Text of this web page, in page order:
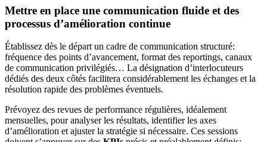
Mettre en place une communication fluide et des
processus d’amélioration continue
Établissez dès le départ un cadre de communication structuré:
fréquence des points d’avancement, format des reportings, canaux
de communication privilégiés… La désignation d’interlocuteurs
dédiés des deux côtés facilitera considérablement les échanges et la
résolution rapide des problèmes éventuels.
Prévoyez des revues de performance régulières, idéalement
mensuelles, pour analyser les résultats, identifier les axes
d’amélioration et ajuster la stratégie si nécessaire. Ces sessions